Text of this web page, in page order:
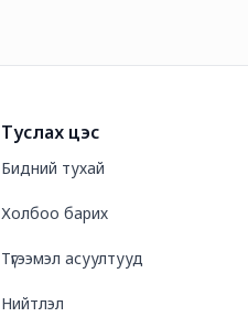
Туслах цэс
Бидний тухай
Холбоо барих
Түгээмэл асуултууд
Нийтлэл